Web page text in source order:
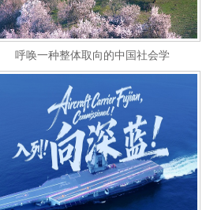
呼唤一种整体取向的中国社会学